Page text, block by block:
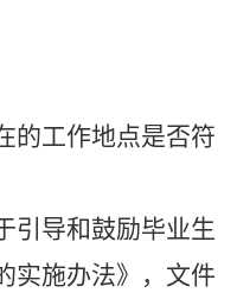
的工作地点是否符
引导和鼓励毕业生
实施办法》，文件